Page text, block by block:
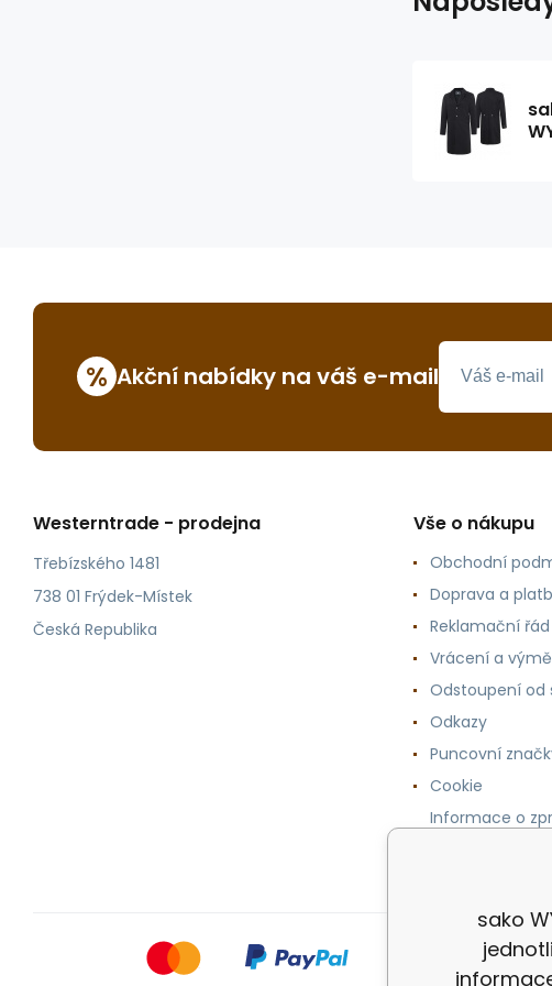
% Akční nabídky na váš e-mail
Westerntrade - prodejna
Třebízského 1481
738 01 Frýdek-Místek
Česká Republika
Vše o nákupu
Obchodní
Doprava a
Reklamační řád
Vrácení a
Odstoupení od
Odkazy
Puncovní
Cookie
Informace o
sako